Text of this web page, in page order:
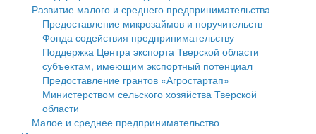
Культура
Образование
Здравоохранение
Социальная защита
Открытые данные
Работа с обращениями граждан
Муниципальный контроль
Муниципальные услуги
объектов недвижимости
Имущественная поддержка субъектов малого и
среднего предпринимательства
Информационная поддержка субъектов малого и
Развитие малого и среднего предпринимательства
Предоставление микрозаймов и поручительств
Фонда содействия предпринимательству
Поддержка Центра экспорта Тверской области
субъектам, имеющим экспортный потенциал
Предоставление грантов «Агростартап»
Министерством сельского хозяйства Тверской
области
Малое и среднее предпринимательство